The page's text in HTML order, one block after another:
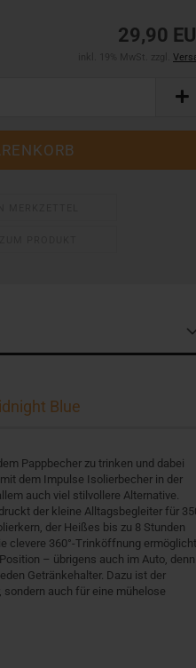
29,90
Blue
Pappbecher zu trinken und dabei
dem Impulse Isolierbecher in der
auch viel stilvollere Alternative.
der kleine Alltagsbegleiter für
der Heißes bis zu 8 Stunden
clevere 360°-Trinköffnung ermöglicht
– übrigens auch im Auto, denn
Getränkehalter. Dazu ist der
auch für eine mühelose